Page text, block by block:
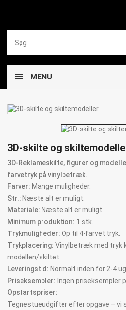
MENU
3D-skilte og
3D-Reklameskilte, figurer og
farvetryk på vinylbetræk.
Farver: Mange muligheder.
Str.: Næste alt er muligt.
Materiale: Næste alt er muligt.
Minimum produktion: 1 stk.
Trykmuligheder: Op til 4-farvet tryk.
Trykplacering: Vinylbetræk med tryk
modellen/skiltet
Leveringstid: Normalt inden for 2-4
Priseksempler: Ingen priseksempler
Opstartspriser:
Tegnestueudgifter efter opgave – vi